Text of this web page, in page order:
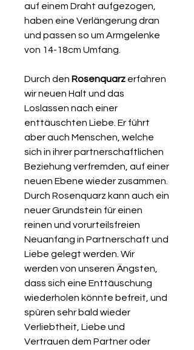
auf einem Draht aufgezogen,
haben eine Verlängerung dran
und passen so um Armgelenke
von 14-18cm Umfang.
Durch den Rosenquarz erfahren
wir neuen Halt und das
Loslassen nach einer
enttäuschten Liebe. Er führt
aber auch Menschen, welche
sich in ihrer partnerschaftlichen
Beziehung verfremden, auf einer
neuen Ebene wieder zusammen.
Durch Rosenquarz kann auch ein
neuer Grundstein für einen
reinen und vorurteilsfreien
Neuanfang in Partnerschaft und
Liebe gelegt werden. Wir
werden von unseren Ängsten,
dass sich eine Enttäuschung
wiederholen könnte befreit, und
spüren sehr bald wieder
Verliebtheit, Liebe und
Vertrauen dem Partner oder